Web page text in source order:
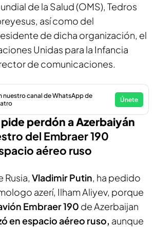
de la Salud (OMS), Tedros
así como del
de dicha organización, el
Unidas para la Infancia
de comunicaciones.
nuestro canal de WhatsApp de
Únete
perdón a Azerbaiyán
del Embraer 190
aéreo ruso
Rusia, Vladimir Putin, ha pedido
azerí, Ilham Aliyev, porque
Embraer 190 de Azerbaijan
en espacio aéreo ruso, aunque